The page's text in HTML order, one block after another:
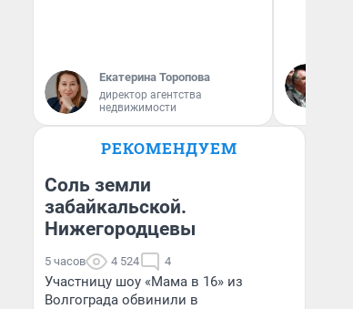
Екатерина Торопова
директор агентства
недвижимости
РЕКОМЕНДУЕМ
Соль земли
забайкальской.
Нижегородцевы
5 часов 4 524 4
Участницу шоу «Мама в 16» из
Волгограда обвинили в